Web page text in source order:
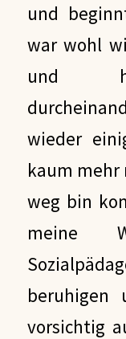
und
war wohl
und
wieder
kaum mehr
weg bin
meine
beruhigen
vorsichtig